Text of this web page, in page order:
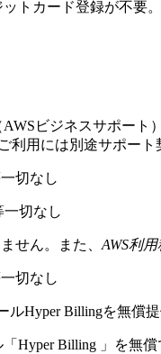
トカード登録が不要
ビジネスサポート
用には別途サポート
一切なし
せん。また、 AWS利
ルHyper Billingを無償
Hyper Billing 」を無償